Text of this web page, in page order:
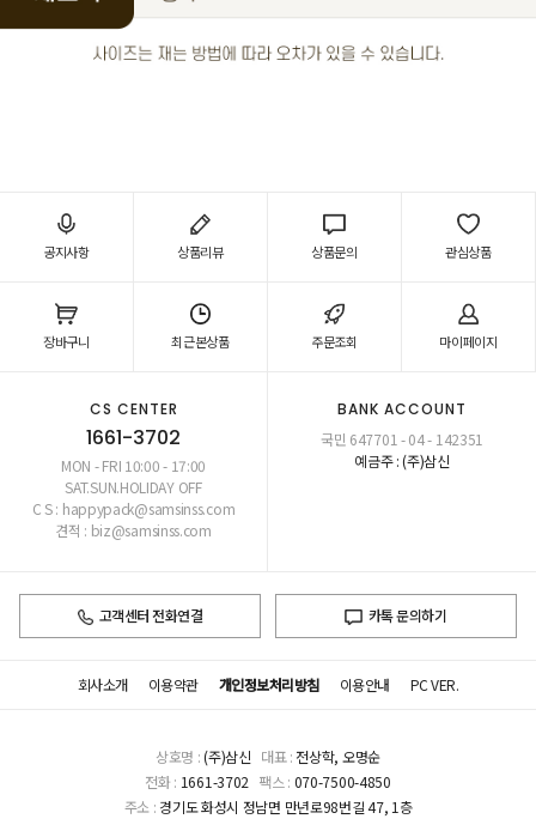
공지사항 상품리뷰 상품문의 관심상품
장바구니 최근본상품 주문조회 마이페이지
CS CENTER
1661-3702
MON - FRI 10:00 - 17:00
SAT.SUN.HOLIDAY OFF
C S : happypack@samsinss.com
견적 : biz@samsinss.com
BANK ACCOUNT
국민 647701 - 04 - 142351
예금주 : (주)삼신
고객센터 전화연결 카톡 문의하기
회사소개 이용약관 개인정보처리방침 이용안내 PC VER.
상호명 :(주)삼신 대표 : 전상학, 오명순
전화 : 1661-3702 팩스 : 070-7500-4850
주소 : 경기도 화성시 정남면 만년로98번길 47, 1층